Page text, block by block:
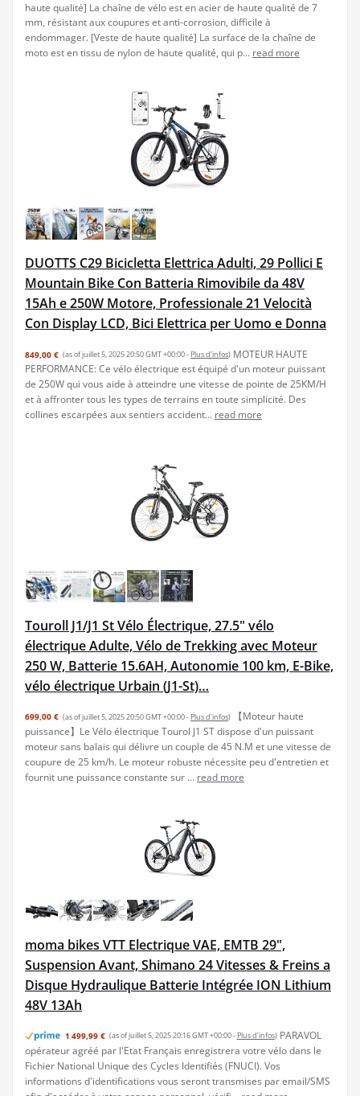
haute qualité] La chaîne de vélo est en acier de haute qualité de 7
mm, résistant aux coupures et anti-corrosion, difficile à
endommager. [Veste de haute qualité] La surface de la chaîne de
moto est en tissu de nylon de haute qualité, qui p... read more
DUOTTS C29 Bicicletta Elettrica Adulti, 29 Pollici E
Mountain Bike Con Batteria Rimovibile da 48V
15Ah e 250W Motore, Professionale 21 Velocità
Con Display LCD, Bici Elettrica per Uomo e Donna
849,00 € (as of juillet 5, 2025 20:50 GMT +00:00 - Plus d’infos) MOTEUR HAUTE
PERFORMANCE: Ce vélo électrique est équipé d'un moteur puissant
de 250W qui vous aide à atteindre une vitesse de pointe de 25KM/H
et à affronter tous les types de terrains en toute simplicité. Des
collines escarpées aux sentiers accident... read more
Touroll J1/J1 St Vélo Électrique, 27.5" vélo
électrique Adulte, Vélo de Trekking avec Moteur
250 W, Batterie 15.6AH, Autonomie 100 km, E-Bike,
vélo électrique Urbain (J1-St)…
699,00 € (as of juillet 5, 2025 20:50 GMT +00:00 - Plus d’infos)
【Moteur haute
puissance】Le Vélo électrique Tourol J1 ST dispose d'un puissant
moteur sans balais qui délivre un couple de 45 N.M et une vitesse de
coupure de 25 km/h. Le moteur robuste nécessite peu d'entretien et
fournit une puissance constante sur ... read more
moma bikes VTT Electrique VAE, EMTB 29",
Suspension Avant, Shimano 24 Vitesses & Freins a
Disque Hydraulique Batterie Intégrée ION Lithium
48V 13Ah
1 499,99 € (as of juillet 5, 2025 20:16 GMT +00:00 - Plus d’infos) PARAVOL
opérateur agréé par l'Etat Français enregistrera votre vélo dans le
Fichier National Unique des Cycles Identifiés (FNUCI). Vos
informations d'identifications vous seront transmises par email/SMS